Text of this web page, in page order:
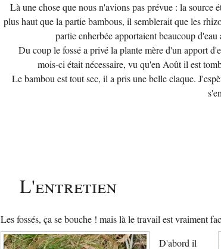
Là une chose que nous n'avions pas prévue : la source
plus haut que la partie bambous, il semblerait que les
partie enherbée apportaient beaucoup d'eau
Du coup le fossé a privé la plante mère d'un apport
mois-ci était nécessaire, vu qu'en Août il est
Le bambou est tout sec, il a pris une belle claque.
L'entretien
Les fossés, ça se bouche ! mais là le travail est vraiment
D'abord il